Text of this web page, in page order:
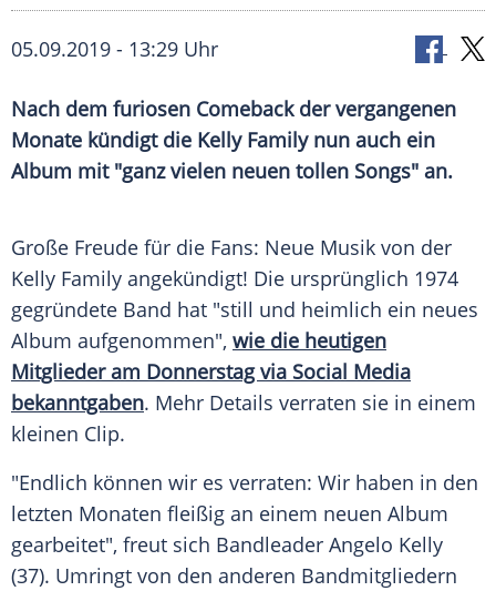
05.09.2019 - 13:29 Uhr
Nach dem furiosen Comeback der vergangenen
Monate kündigt die Kelly Familynun auch ein
Album mit "ganz vielen neuen tollen Songs" an.
Große Freude für die Fans: Neue Musik von der
Kelly Family angekündigt! Die ursprünglich 1974
gegründete Band hat "still und heimlich ein neues
Album aufgenommen", wie die heutigen
Mitglieder am Donnerstag via Social Media
bekanntgaben. Mehr Details verraten sie in einem
kleinen Clip.
"Endlich können wir es verraten: Wir haben in den
letzten Monaten fleißig an einem neuen Album
gearbeitet", freut sich Bandleader Angelo Kelly
(37). Umringt von den anderen Bandmitgliedern